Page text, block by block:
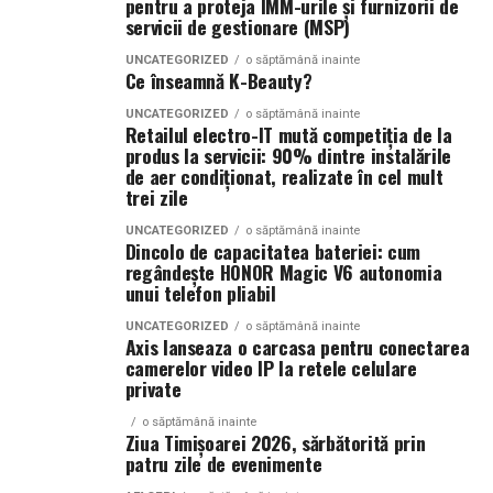
capacitatea reală a
infrastructurii de a livra
energie acolo unde se
desfășoară lucrările.
Centrala fotovoltaică
mobilă este răspunsul
nostru concret la acest
decalaj. Este o soluție
românească, gândită
pentru o problemă
reală a pieței locale,
livrată unui client
român care a luat
în orice aplicație, dar merită atunci când trebuie să
compari loturi, să verifici consistența procesului sau să
înțelegi de ce două panouri aparent similare se
comportă diferit în faza următoare.
Un scenariu realist este cel al unui lot pilot care trece
vizual la ieșirea din linie, dar ridică semne de întrebare la
aplicarea unui strat ulterior. În prima zi totul pare sub
control. După 24 de ore, diferențele dintre margini,
zonele de contact sau suprafețele mai puțin spălate
încep să fie mai ușor de citit. Aici nu mai vorbim despre
impresii, ci despre indicii care te ajută să decizi dacă
ajustezi procesul sau continui producția.
Pentru cine caută un exemplu concret de produs folosit
în astfel de verificări, pagina pentru
verificări controlateoferă un reper util. Nu înlocuiește
procedura internă și nici validarea de laborator, dar
ajută să vezi tipul de soluție la care te raportezi când
servicii de gestionare (MSP)
UNCATEGORIZED o săptămână inainte
Ce înseamnă K-Beauty?
UNCATEGORIZED o săptămână inainte
Retailul electro-IT mută competiția de la
produs la servicii: 90% dintre instalările
de aer condiționat, realizate în cel mult
trei zile
UNCATEGORIZED o săptămână inainte
Dincolo de capacitatea bateriei: cum
regândește HONOR Magic V6 autonomia
unui telefon pliabil
UNCATEGORIZED o săptămână inainte
Axis lanseaza o carcasa pentru conectarea
camerelor video IP la retele celulare
private
o săptămână inainte
Ziua Timișoarei 2026, sărbătorită prin
patru zile de evenimente